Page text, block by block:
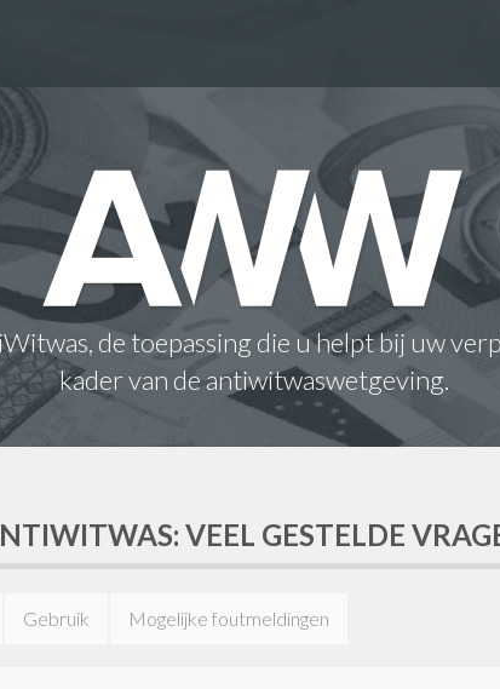
de toepassing die u helpt bij uw
kader van de antiwitwaswetgeving.
VEEL GESTELDE
Gebruik Mogelijke foutmeldingen